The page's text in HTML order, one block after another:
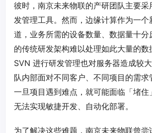
彼时，南京未来物联的产研团队主要
发管理工具。然而，边缘计算作为一个
道，业务所需的设备数量、数据量十分
的传统研发架构难以处理如此大量的数
SVN 进行研发管理也对服务器造成较
队内部面对不同客户、不同项目的需求
一旦项目遇到难点，就可能面临「堵住
无法实现敏捷开发、自动化部署。
为了解决这些难题，南京未来物联曾尝